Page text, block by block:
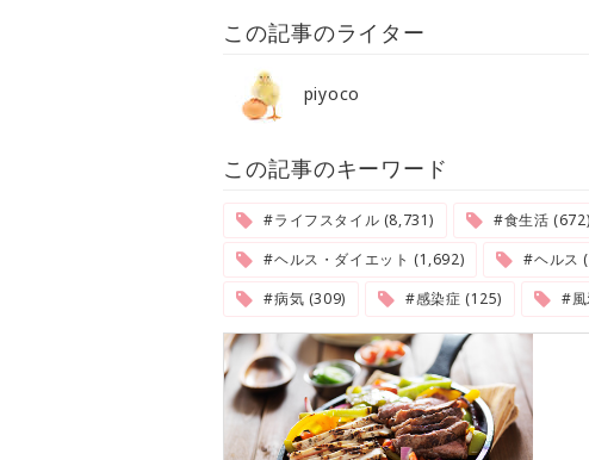
この記事のライター
piyoco
この記事のキーワード
#ライフスタイル (8,731) #食生活 (672)
#ヘルス・ダイエット (1,692)
#ヘルス
#病気 (309)
#感染症 (125) #